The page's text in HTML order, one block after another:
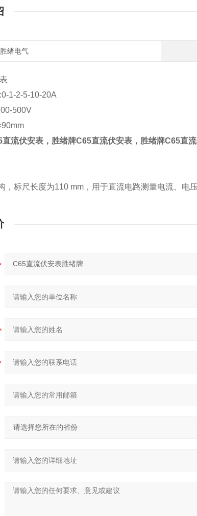
胜绪电气
1-2-5-10-20A
500V
流伏安表，胜绪牌C65直流伏安表，胜绪牌C65直
，标尺长度为110 mm，用于直流电路测量电流、电